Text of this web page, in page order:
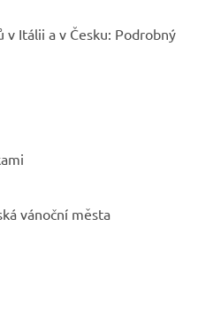
Itálii a v Česku: Podrobný
vánoční města